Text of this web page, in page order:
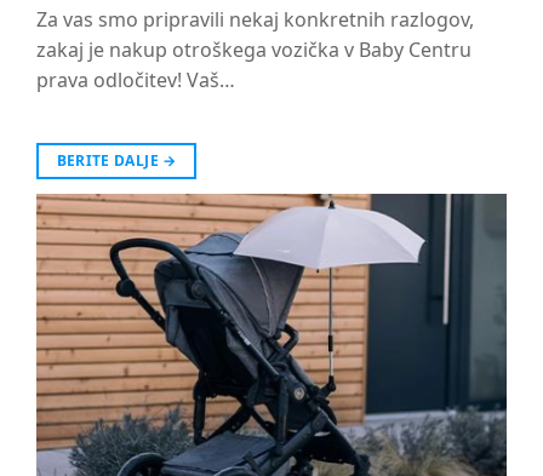
Za vas smo pripravili nekaj konkretnih razlogov,
zakaj je nakup otroškega vozička v Baby Centru
prava odločitev! Vaš…
BERITE DALJE →